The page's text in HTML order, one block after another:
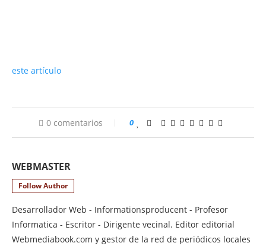
este artículo
0 comentarios 0
WEBMASTER
Follow Author
Desarrollador Web - Informationsproducent - Profesor
Informatica - Escritor - Dirigente vecinal. Editor editorial
Webmediabook.com y gestor de la red de periódicos locales